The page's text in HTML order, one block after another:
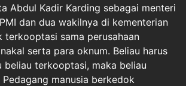
Abdul Kadir Karding sebagai menteri
dan dua wakilnya di kementerian
terkooptasi sama perusahaan
serta para oknum. Beliau harus
beliau terkooptasi, maka beliau
manusia berkedok